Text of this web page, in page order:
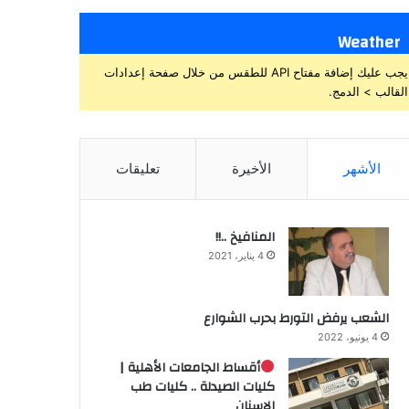
Weather
يجب عليك إضافة مفتاح API للطقس من خلال صفحة إعدادات
القالب > الدمج.
الأشهر الأخيرة تعليقات
المنافيخ ..!!
4 يناير، 2021
الشعب يرفض التورط بحرب الشوارع
4 يونيو، 2022
أقساط الجامعات الأهلية |
كليات الصيدلة .. كليات طب